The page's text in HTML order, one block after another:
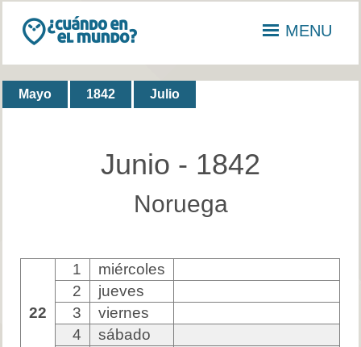
MENU
Mayo 1842 Julio
Junio - 1842
Noruega
22
1
miércoles
2
jueves
3
viernes
4
sábado